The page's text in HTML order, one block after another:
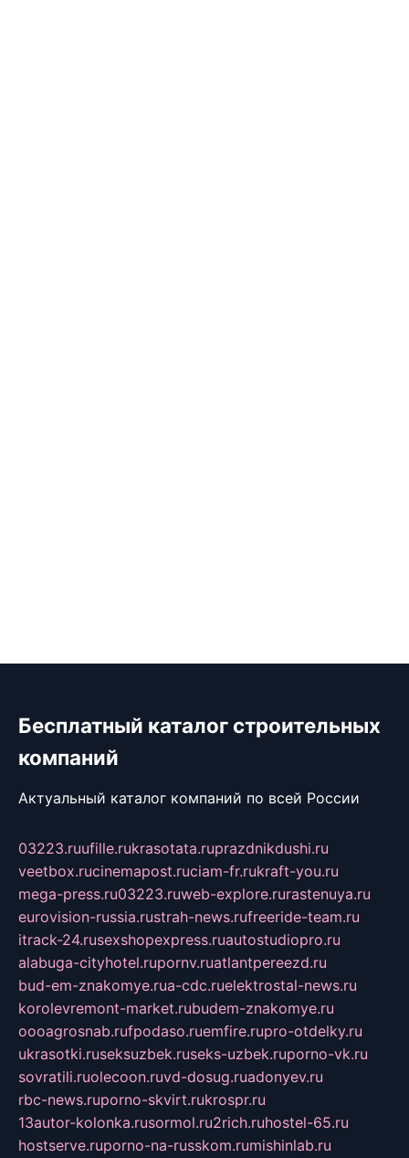
Бесплатный каталог строительных
компаний
Актуальный каталог компаний по всей России
03223.ruufille.rukrasotata.ruprazdnikdushi.ru
veetbox.rucinemapost.ruciam-fr.rukraft-you.ru
mega-press.ru03223.ruweb-explore.rurastenuya.ru
eurovision-russia.rustrah-news.rufreeride-team.ru
itrack-24.rusexshopexpress.ruautostudiopro.ru
alabuga-cityhotel.rupornv.ruatlantpereezd.ru
bud-em-znakomye.rua-cdc.ruelektrostal-news.ru
korolevremont-market.rubudem-znakomye.ru
oooagrosnab.rufpodaso.ruemfire.rupro-otdelky.ru
ukrasotki.ruseksuzbek.ruseks-uzbek.ruporno-vk.ru
sovratili.ruolecoon.ruvd-dosug.ruadonyev.ru
rbc-news.ruporno-skvirt.rukrospr.ru
13autor-kolonka.rusormol.ru2rich.ruhostel-65.ru
hostserve.ruporno-na-russkom.rumishinlab.ru